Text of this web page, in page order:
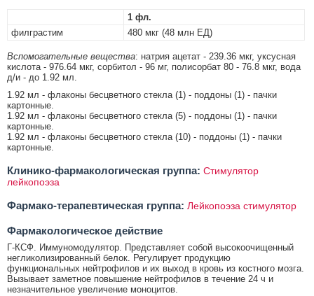
1 фл.
филграстим
480 мкг (48 млн ЕД)
Вспомогательные вещества: натрия ацетат - 239.36 мкг, уксусная
кислота - 976.64 мкг, сорбитол - 96 мг, полисорбат 80 - 76.8 мкг, вода
д/и - до 1.92 мл.
1.92 мл - флаконы бесцветного стекла (1) - поддоны (1) - пачки
картонные.
1.92 мл - флаконы бесцветного стекла (5) - поддоны (1) - пачки
картонные.
1.92 мл - флаконы бесцветного стекла (10) - поддоны (1) - пачки
картонные.
Клинико-фармакологическая группа: Стимулятор
лейкопоэза
Фармако-терапевтическая группа: Лейкопоэза стимулятор
Фармакологическое действие
Г-КСФ. Иммуномодулятор. Представляет собой высокоочищенный
негликолизированный белок. Регулирует продукцию
функциональных нейтрофилов и их выход в кровь из костного мозга.
Вызывает заметное повышение нейтрофилов в течение 24 ч и
незначительное увеличение моноцитов.